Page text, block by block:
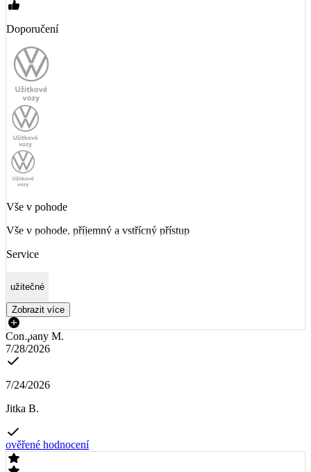
Doporučení
Vše v pohode
Vše v pohode, příjemný a vstřícný přístup
Service
užitečné
Zobrazit více
Company M.
7/28/2026
7/24/2026
Jitka B.
ověřené hodnocení